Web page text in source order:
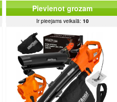
Pievienot grozam
Ir pieejams veikalā: 10